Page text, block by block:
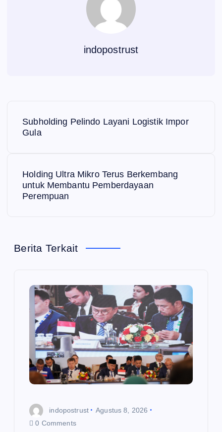
indopostrust
s
Subholding Pelindo Layani Logistik Impor
Gula
Holding Ultra Mikro Terus Berkembang
untuk Membantu Pemberdayaan
Perempuan
Berita Terkait
indopostrust
Agustus 8, 2026
0 Comments